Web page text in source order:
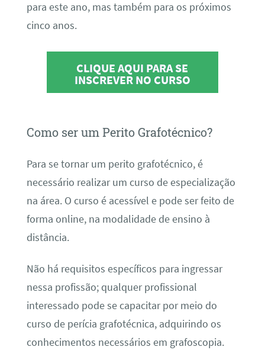
para este ano, mas também para os próximos
cinco anos.
CLIQUE AQUI PARA SE
INSCREVER NO CURSO
Como ser um Perito Grafotécnico?
Para se tornar um perito grafotécnico, é
necessário realizar um curso de especialização
na área. O curso é acessível e pode ser feito de
forma online, na modalidade de ensino à
distância.
Não há requisitos específicos para ingressar
nessa profissão; qualquer profissional
interessado pode se capacitar por meio do
curso de perícia grafotécnica, adquirindo os
conhecimentos necessários em grafoscopia.